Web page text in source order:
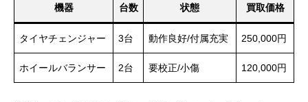
機器 台数 状態 買取価格
タイヤチェンジャー 3台 動作良好/付属充実 250,000円
ホイールバランサー 2台 要校正/小傷 120,000円